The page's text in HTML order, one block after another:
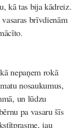
, kā tas bija kādreiz.
brīvdienām
nepaņem rokā
nosaukumus,
un lūdzu
pa vasaru šīs
jau